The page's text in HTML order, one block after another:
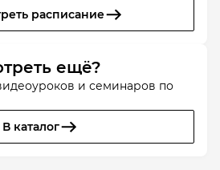
расписание
ещё?
и семинаров по
В каталог